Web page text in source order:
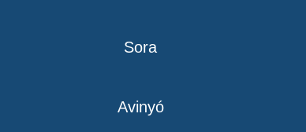
Sora
Avinyó